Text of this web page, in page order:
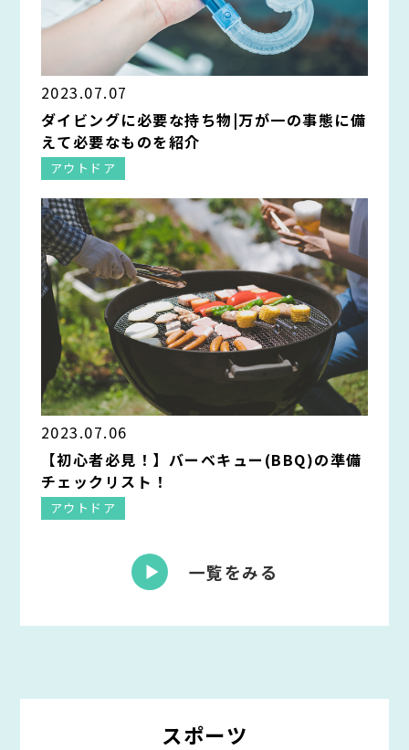
2023.07.07
ダイビングに必要な持ち物|万が一の事態に備
えて必要なものを紹介
アウトドア
2023.07.06
【初心者必見！】バーベキュー(BBQ)の準備
チェックリスト！
アウトドア
一覧をみる
スポーツ